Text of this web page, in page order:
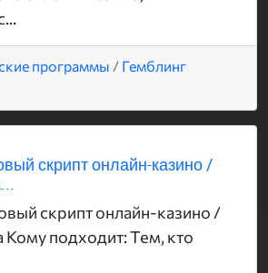
программы / Гемблинг
скрипт онлайн-казино /
скрипт онлайн-казино /
Кому подходит: Тем, кто